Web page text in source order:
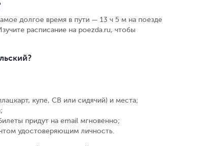
долгое время в пути — 13 ч 5 м на поезде
расписание на poezda.ru, чтобы
купе, СВ или сидячий) и места;
;
придут на email мгновенно;
удостоверяющим личность.